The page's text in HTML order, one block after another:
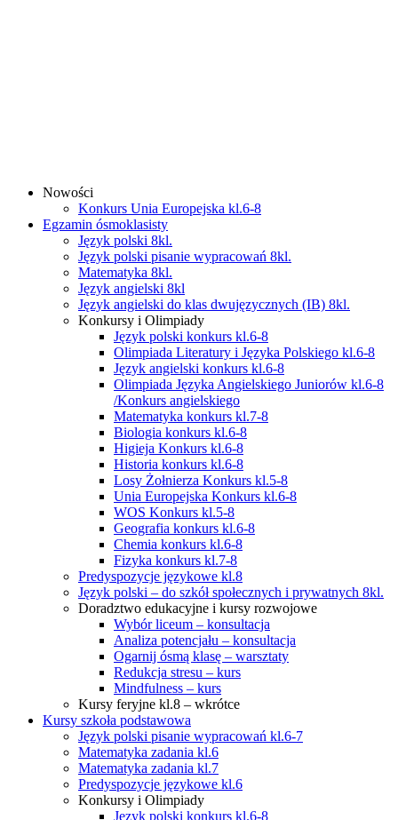
Nowości
Konkurs Unia Europejska kl.6-8
Egzamin ósmoklasisty
Język polski 8kl.
Język polski pisanie wypracowań 8kl.
Matematyka 8kl.
Język angielski 8kl
Język angielski do klas dwujęzycznych (IB) 8kl.
Konkursy i Olimpiady
Język polski konkurs kl.6-8
Olimpiada Literatury i Języka Polskiego kl.6-8
Język angielski konkurs kl.6-8
Olimpiada Języka Angielskiego Juniorów kl.6-8
/Konkurs angielskiego
Matematyka konkurs kl.7-8
Biologia konkurs kl.6-8
Higieja Konkurs kl.6-8
Historia konkurs kl.6-8
Losy Żołnierza Konkurs kl.5-8
Unia Europejska Konkurs kl.6-8
WOS Konkurs kl.5-8
Geografia konkurs kl.6-8
Chemia konkurs kl.6-8
Fizyka konkurs kl.7-8
Predyspozycje językowe kl.8
Język polski – do szkół społecznych i prywatnych 8kl.
Doradztwo edukacyjne i kursy rozwojowe
Wybór liceum – konsultacja
Analiza potencjału – konsultacja
Ogarnij ósmą klasę – warsztaty
Redukcja stresu – kurs
Mindfulness – kurs
Kursy feryjne kl.8 – wkrótce
Kursy szkoła podstawowa
Język polski pisanie wypracowań kl.6-7
Matematyka zadania kl.6
Matematyka zadania kl.7
Predyspozycje językowe kl.6
Konkursy i Olimpiady
Język polski konkurs kl.6-8